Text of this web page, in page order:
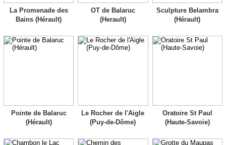
La Promenade des
Bains (Hérault)
OT de Balaruc
(Herault)
Sculpture Belambra
(Hérault)
Pointe de Balaruc
(Hérault)
Le Rocher de l'Aigle
(Puy-de-Dôme)
Oratoire St Paul
(Haute-Savoie)